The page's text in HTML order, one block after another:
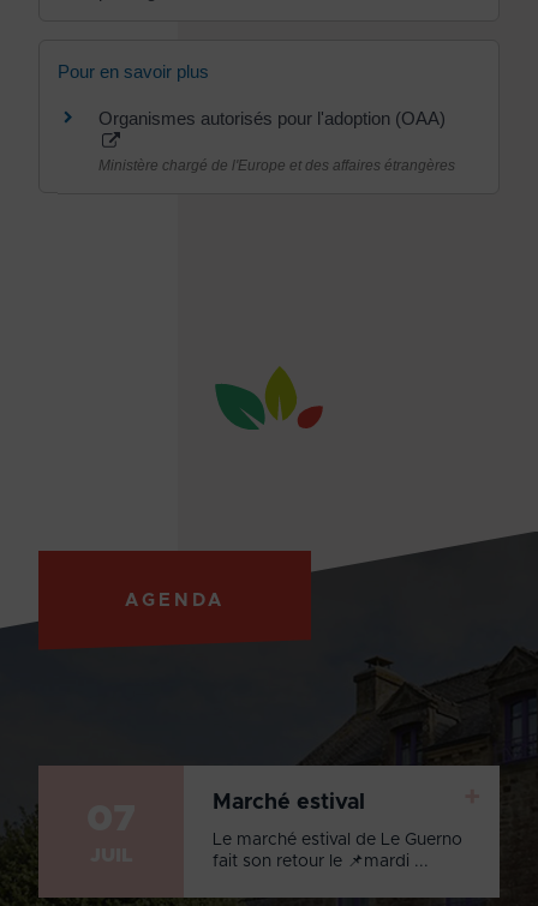
Pour en savoir plus
Organismes autorisés pour l'adoption (OAA)
Ministère chargé de l'Europe et des affaires étrangères
AGENDA
Marché estival
Le marché estival de Le Guerno
fait son retour le 📌mardi ...